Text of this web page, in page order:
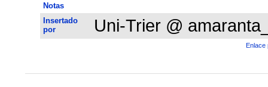
Notas
Insertado
por
Uni-Trier @
Enlace